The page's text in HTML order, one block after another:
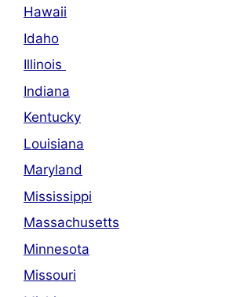
Hawaii
Idaho
Illinois
Indiana
Kentucky
Louisiana
Maryland
Mississippi
Massachusetts
Minnesota
Missouri